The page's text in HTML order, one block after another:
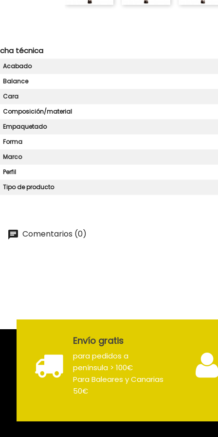
técnica
Acabado
Balance
Cara
Composición/material
Empaquetado
Forma
Marco
Perfil
Tipo de producto
Comentarios (0)
Envío gratis
para pedidos a
península > 100€
Para Baleares y Canarias
50€